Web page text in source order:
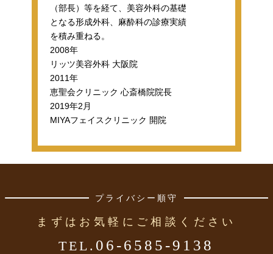
（部長）等を経て、美容外科の基礎
となる形成外科、麻酔科の診療実績
を積み重ねる。
2008年
リッツ美容外科 大阪院
2011年
恵聖会クリニック 心斎橋院院長
2019年2月
MIYAフェイスクリニック 開院
プライバシー順守
まずはお気軽にご相談ください
TEL. 06-6585-9138